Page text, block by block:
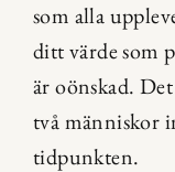
som alla
ditt värde som
är oönskad.
två människor
tidpunkten.